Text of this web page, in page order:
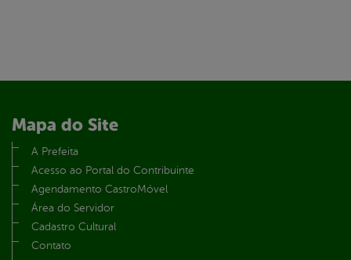
Mapa do Site
A Prefeita
Acesso ao Portal do Contribuinte
Agendamento CastroMóvel
Área do Servidor
Cadastro Cultural
Contato